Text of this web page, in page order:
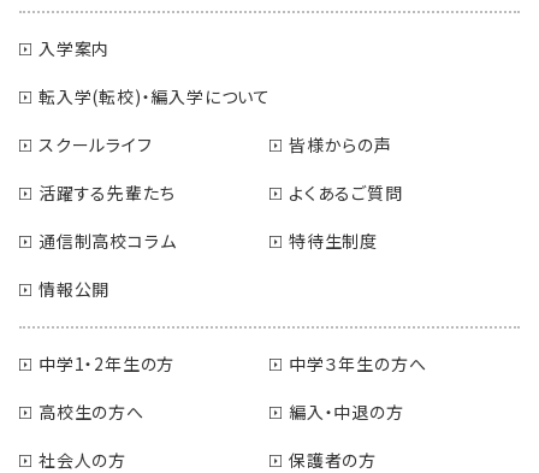
入学案内
転入学(転校)・編入学について
スクールライフ
皆様からの声
活躍する先輩たち
よくあるご質問
通信制高校コラム
特待生制度
情報公開
中学1・2年生の方
中学３年生の方へ
高校生の方へ
編入・中退の方
社会人の方
保護者の方